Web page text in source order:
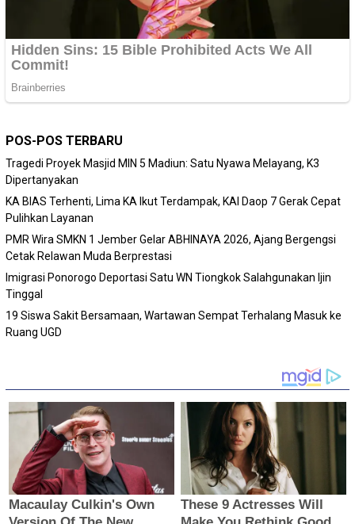
POS-POS TERBARU
Tragedi Proyek Masjid MIN 5 Madiun: Satu Nyawa Melayang, K3
Dipertanyakan
KA BIAS Terhenti, Lima KA Ikut Terdampak, KAI Daop 7 Gerak Cepat
Pulihkan Layanan
PMR Wira SMKN 1 Jember Gelar ABHINAYA 2026, Ajang Bergengsi
Cetak Relawan Muda Berprestasi
Imigrasi Ponorogo Deportasi Satu WN Tiongkok Salahgunakan Ijin
Tinggal
19 Siswa Sakit Bersamaan, Wartawan Sempat Terhalang Masuk ke
Ruang UGD